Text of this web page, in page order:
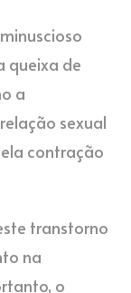
queixa de
a
sexual
contração
transtorno
na
o